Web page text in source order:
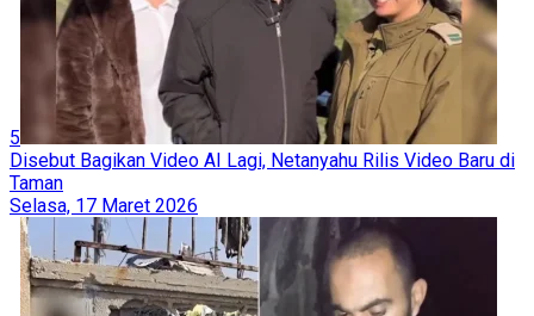
5
Disebut Bagikan Video AI Lagi, Netanyahu Rilis Video Baru di
Taman
Selasa, 17 Maret 2026